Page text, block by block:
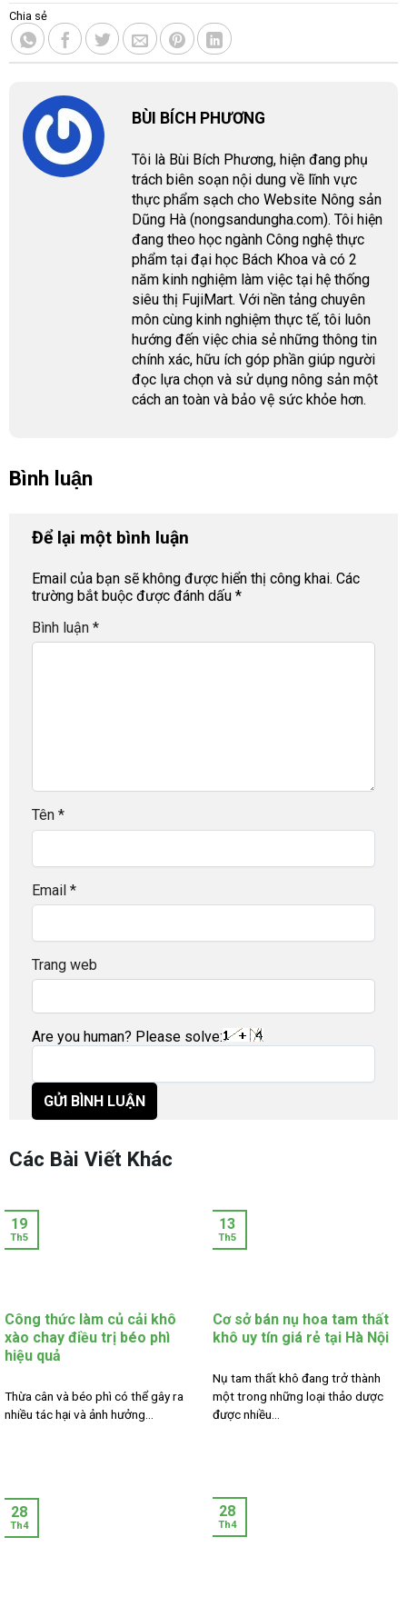
Chia sẻ
BÙI BÍCH PHƯƠNG
Tôi là Bùi Bích Phương, hiện đang phụ
trách biên soạn nội dung về lĩnh vực
thực phẩm sạch cho Website Nông sản
Dũng Hà (nongsandungha.com). Tôi hiện
đang theo học ngành Công nghệ thực
phẩm tại đại học Bách Khoa và có 2
năm kinh nghiệm làm việc tại hệ thống
siêu thị FujiMart. Với nền tảng chuyên
môn cùng kinh nghiệm thực tế, tôi luôn
hướng đến việc chia sẻ những thông tin
chính xác, hữu ích góp phần giúp người
đọc lựa chọn và sử dụng nông sản một
cách an toàn và bảo vệ sức khỏe hơn.
Bình luận
Để lại một bình luận
Email của bạn sẽ không được hiển thị công khai. Các
trường bắt buộc được đánh dấu *
Bình luận *
Tên *
Email *
Trang web
Are you human? Please solve:
Các Bài Viết Khác
Công thức làm củ cải khô
xào chay điều trị béo phì
hiệu quả
Thừa cân và béo phì có thể gây ra
nhiều tác hại và ảnh hưởng...
19
Th5
Cơ sở bán nụ hoa tam thất
khô uy tín giá rẻ tại Hà Nội
Nụ tam thất khô đang trở thành
một trong những loại thảo dược
được nhiều...
13
Th5
28
Th4
28
Th4